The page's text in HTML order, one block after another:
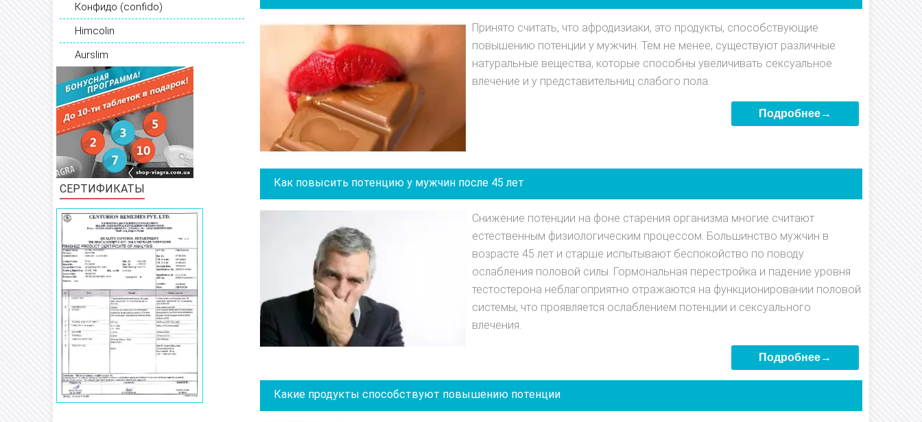
Конфидо (confido)
Himcolin
Aurslim
СЕРТИФИКАТЫ
Принято считать, что афродизиаки, это продукты, способствующие
повышению потенции у мужчин. Тем не менее, существуют различные
натуральные вещества, которые способны увеличивать сексуальное
влечение и у представительниц слабого пола.
Подробнее→
Как повысить потенцию у мужчин после 45 лет
Снижение потенции на фоне старения организма многие считают
естественным физиологическим процессом. Большинство мужчин в
возрасте 45 лет и старше испытывают беспокойство по поводу
ослабления половой силы. Гормональная перестройка и падение уровня
тестостерона неблагоприятно отражаются на функционировании половой
системы, что проявляется ослаблением потенции и сексуального
влечения.
Подробнее→
Какие продукты способствуют повышению потенции